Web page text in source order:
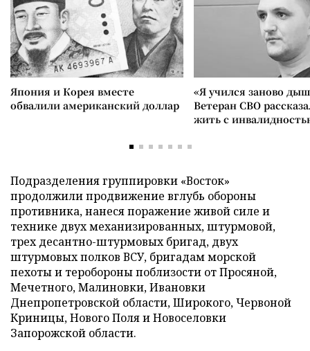
Япония и Корея вместе
обвалили американский доллар
«Я учился заново
Ветеран СВО
жить с
Подразделения группировки «Восток»
продолжили продвижение вглубь обороны
противника, нанеся поражение живой силе и
технике двух механизированных, штурмовой,
трех десантно-штурмовых бригад, двух
штурмовых полков ВСУ, бригадам морской
пехоты и теробороны поблизости от Просяной,
Мечетного, Малиновки, Ивановки
Днепропетровской области, Широкого, Червоной
Криницы, Нового Поля и Новоселовки
Запорожской области.